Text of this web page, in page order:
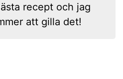
recept och jag
att gilla det!